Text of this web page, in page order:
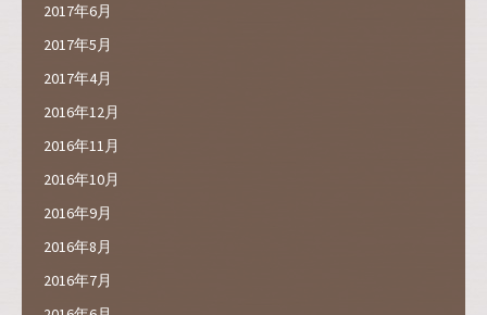
2017年6月
2017年5月
2017年4月
2016年12月
2016年11月
2016年10月
2016年9月
2016年8月
2016年7月